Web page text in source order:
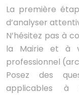
La première
d’analyser
N’hésitez pas à
la Mairie et à
professionnel
Posez des
applicables à